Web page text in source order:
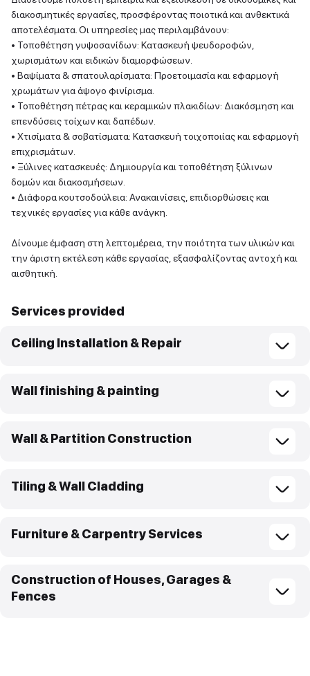
διακοσμητικές εργασίες, προσφέροντας ποιοτικά και ανθεκτικά
αποτελέσματα. Οι υπηρεσίες μας περιλαμβάνουν:
• Τοποθέτηση γυψοσανίδων: Κατασκευή ψευδοροφών,
χωρισμάτων και ειδικών διαμορφώσεων.
• Βαψίματα & σπατουλαρίσματα: Προετοιμασία και εφαρμογή
χρωμάτων για άψογο φινίρισμα.
• Τοποθέτηση πέτρας και κεραμικών πλακιδίων: Διακόσμηση και
επενδύσεις τοίχων και δαπέδων.
• Χτισίματα & σοβατίσματα: Κατασκευή τοιχοποιίας και εφαρμογή
επιχρισμάτων.
• Ξύλινες κατασκευές: Δημιουργία και τοποθέτηση ξύλινων
δομών και διακοσμήσεων.
• Διάφορα κουτσοδούλεια: Ανακαινίσεις, επιδιορθώσεις και
τεχνικές εργασίες για κάθε ανάγκη.
Δίνουμε έμφαση στη λεπτομέρεια, την ποιότητα των υλικών και
την άριστη εκτέλεση κάθε εργασίας, εξασφαλίζοντας αντοχή και
αισθητική.
Services provided
Ceiling Installation & Repair
Wall finishing & painting
Wall & Partition Construction
Tiling & Wall Cladding
Furniture & Carpentry Services
Construction of Houses, Garages &
Fences